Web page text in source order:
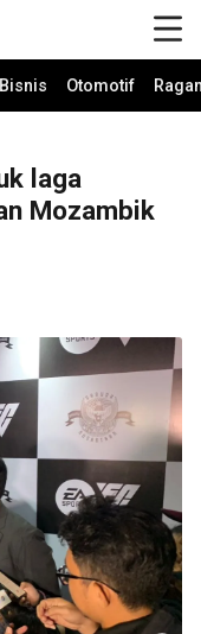
Otomotif
laga
Mozambik